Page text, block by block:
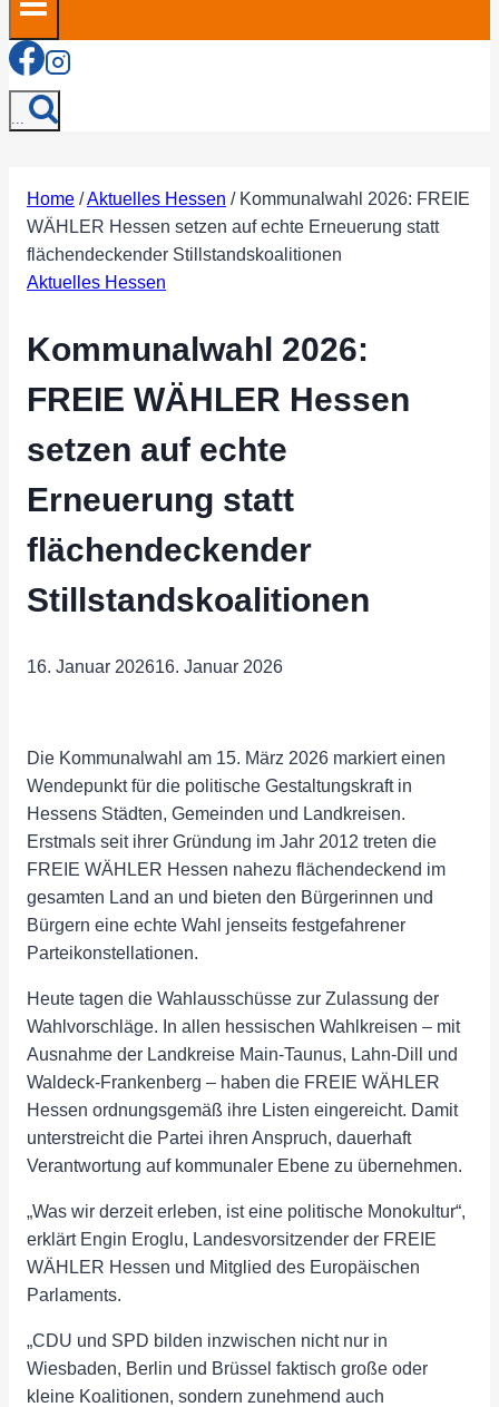
...
Home /Aktuelles Hessen / Kommunalwahl 2026: FREIE
WÄHLER Hessen setzen auf echte Erneuerung statt
flächendeckender Stillstandskoalitionen
Aktuelles Hessen
Kommunalwahl 2026:
FREIE WÄHLER Hessen
setzen auf echte
Erneuerung statt
flächendeckender
Stillstandskoalitionen
16. Januar 202616. Januar 2026
Die Kommunalwahl am 15. März 2026 markiert einen
Wendepunkt für die politische Gestaltungskraft in
Hessens Städten, Gemeinden und Landkreisen.
Erstmals seit ihrer Gründung im Jahr 2012 treten die
FREIE WÄHLER Hessen nahezu flächendeckend im
gesamten Land an und bieten den Bürgerinnen und
Bürgern eine echte Wahl jenseits festgefahrener
Parteikonstellationen.
Heute tagen die Wahlausschüsse zur Zulassung der
Wahlvorschläge. In allen hessischen Wahlkreisen – mit
Ausnahme der Landkreise Main-Taunus, Lahn-Dill und
Waldeck-Frankenberg – haben die FREIE WÄHLER
Hessen ordnungsgemäß ihre Listen eingereicht. Damit
unterstreicht die Partei ihren Anspruch, dauerhaft
Verantwortung auf kommunaler Ebene zu übernehmen.
„Was wir derzeit erleben, ist eine politische Monokultur“,
erklärt Engin Eroglu, Landesvorsitzender der FREIE
WÄHLER Hessen und Mitglied des Europäischen
Parlaments.
„CDU und SPD bilden inzwischen nicht nur in
Wiesbaden, Berlin und Brüssel faktisch große oder
kleine Koalitionen, sondern zunehmend auch